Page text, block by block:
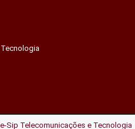
Sip Telecomunicações e Tecnologia